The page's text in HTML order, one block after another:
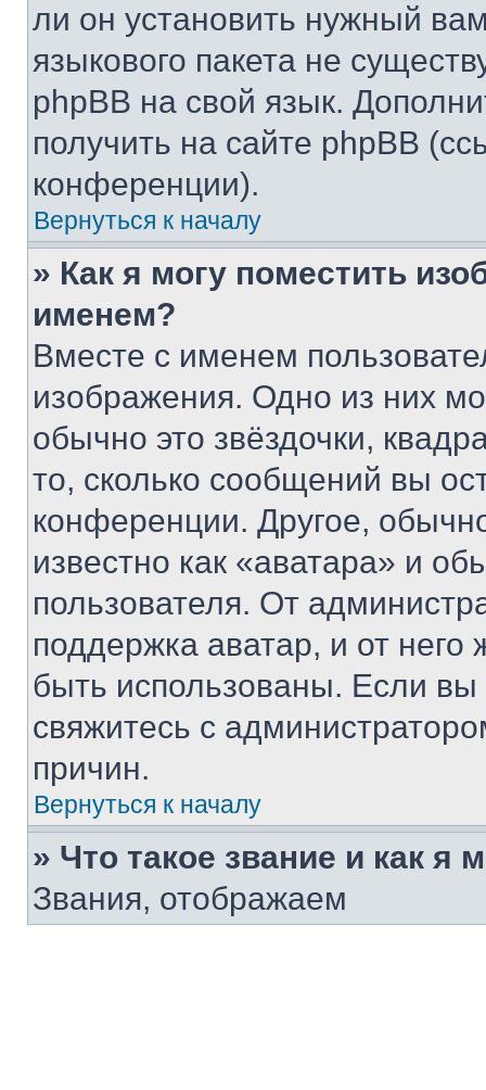
ли он установить нужный
языкового пакета не
phpBB на свой язык.
получить на сайте phpBB
конференции).
Вернуться к началу
» Как я могу поместить
именем?
Вместе с именем
изображения. Одно из них
обычно это звёздочки,
то, сколько сообщений вы
конференции. Другое,
известно как «аватара» и
пользователя. От
поддержка аватар, и от него
быть использованы. Если
свяжитесь с
причин.
Вернуться к началу
» Что такое звание и как я
Звания, отображаем